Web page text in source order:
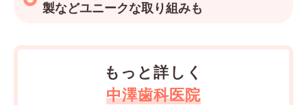
製などユニークな取り組みも
もっと詳しく
中澤歯科医院